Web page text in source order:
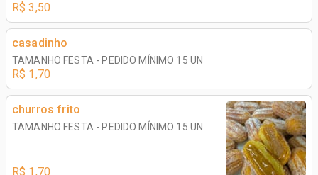
R$ 3,50
casadinho
TAMANHO FESTA - PEDIDO MÍNIMO 15 UN
R$ 1,70
churros frito
TAMANHO FESTA - PEDIDO MÍNIMO 15 UN
R$ 1,70